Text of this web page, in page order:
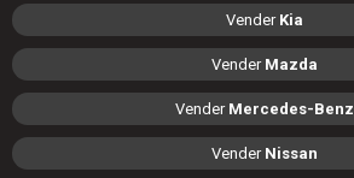
Vender Kia
Vender Mazda
Vender Mercedes-Benz
Vender Nissan